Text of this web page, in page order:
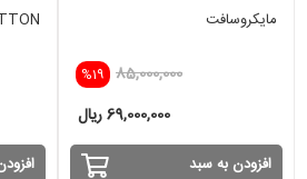
مایکروسافت
%19 85,000,000
69,000,000 ریال
افزودن به سبد